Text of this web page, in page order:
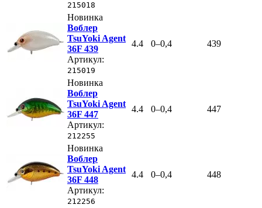
215018
Новинка
Воблер
TsuYoki Agent
36F 439
Артикул:
215019
4.4 0–0,4 439
Новинка
Воблер
TsuYoki Agent
36F 447
Артикул:
212255
4.4 0–0,4 447
Новинка
Воблер
TsuYoki Agent
36F 448
Артикул:
212256
4.4 0–0,4 448